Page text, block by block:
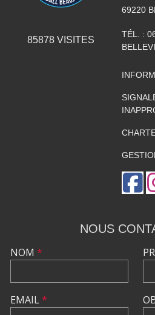
85878VISITES
69220
TÉL. :
NOUS
NOM *
EMAIL*